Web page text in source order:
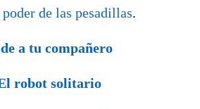
de las pesadillas.
a tu compañero
robot solitario